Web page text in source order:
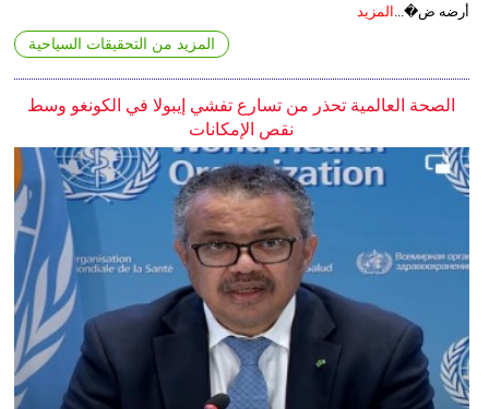
أرضه ض�... المزيد
المزيد من التحقيقات السياحية
الصحة العالمية تحذر من تسارع تفشي إيبولا في الكونغو وسط
نقص الإمكانات